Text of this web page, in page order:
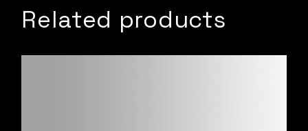
Related products